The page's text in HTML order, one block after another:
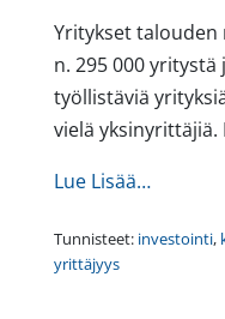
Yritykset
n. 295 000 yritystä
työllistäviä
vielä yksinyrittäjiä.
Lue Lisää…from
Tunnisteet: investointi,
yrittäjyys